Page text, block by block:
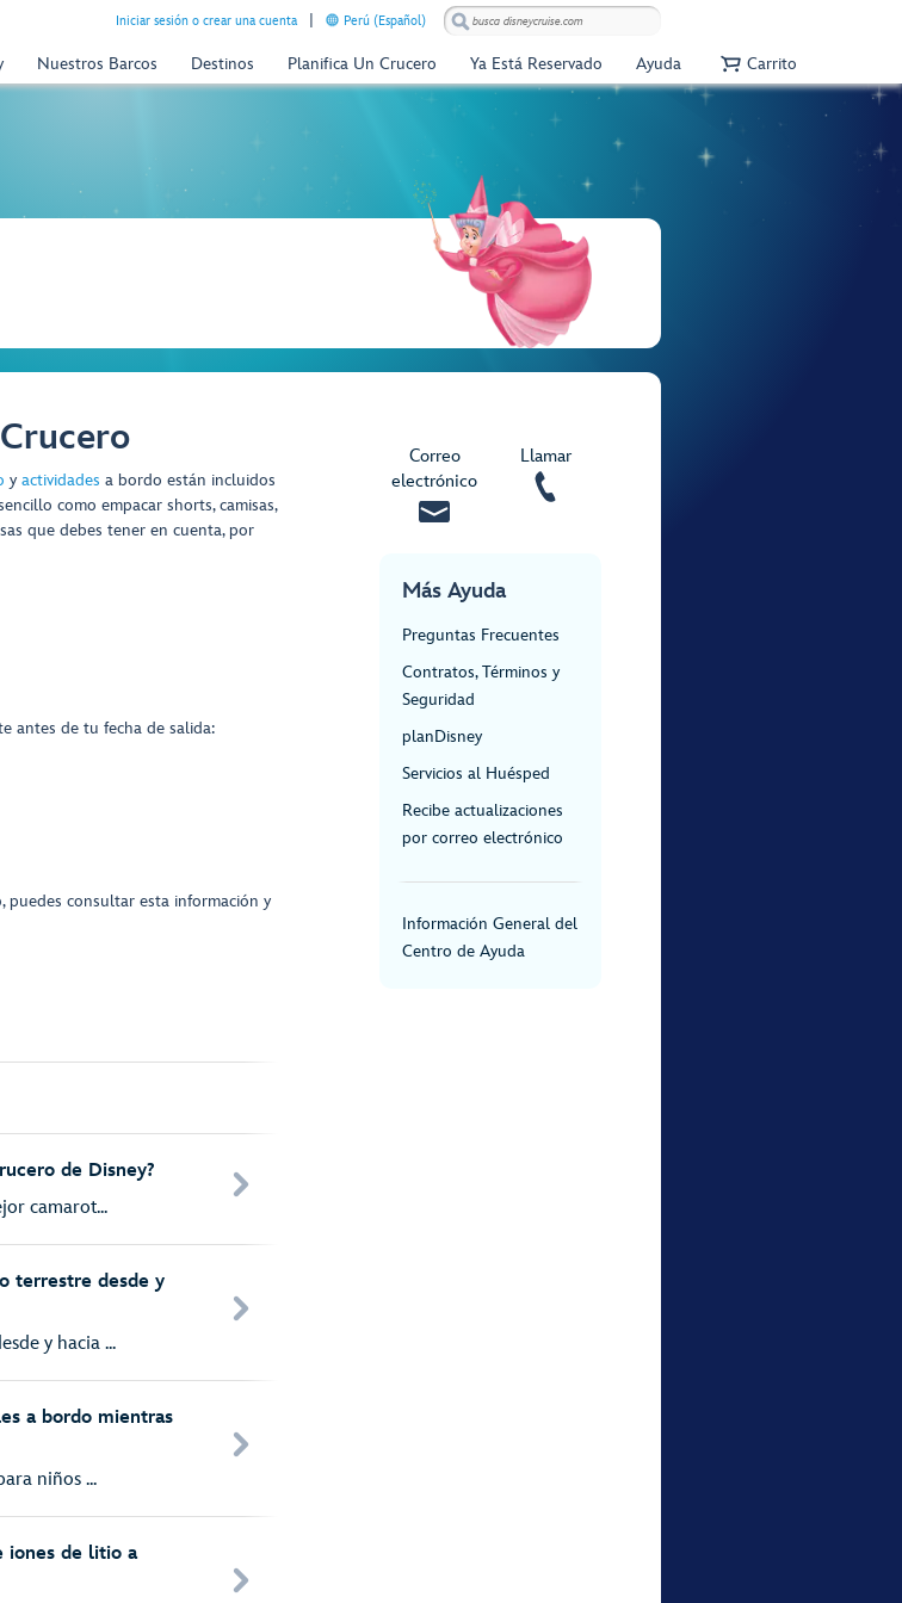
Iniciar sesión o crear una cuenta Perú (Español)
Nuestros Barcos Destinos Planifica Un Crucero Ya Está Reservado Ayuda Carrito
y actividades a bordo están incluidos
como empacar shorts, camisas,
que debes tener en cuenta, por
antes de tu fecha de salida:
consultar esta información y
de Disney?
camarot...
terrestre desde y
y hacia ...
a bordo mientras
niños ...
iones de litio a
Correo
electrónico
Llamar
Más Ayuda
Preguntas Frecuentes
Contratos, Términos y
Seguridad
planDisney
Servicios al Huésped
Recibe actualizaciones
por correo electrónico
Información General del
Centro de Ayuda